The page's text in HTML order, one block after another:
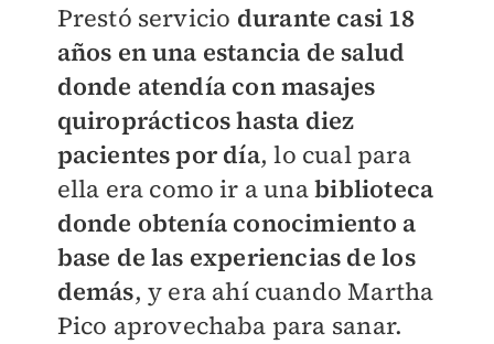
Prestó servicio durante casi 18
años en una estancia de salud
donde atendía con masajes
quiroprácticos hasta diez
pacientes por día, lo cual para
ella era como ir a unabiblioteca
donde obtenía conocimiento a
base de las experiencias de los
demás, y era ahí cuando Martha
Pico aprovechaba para sanar.